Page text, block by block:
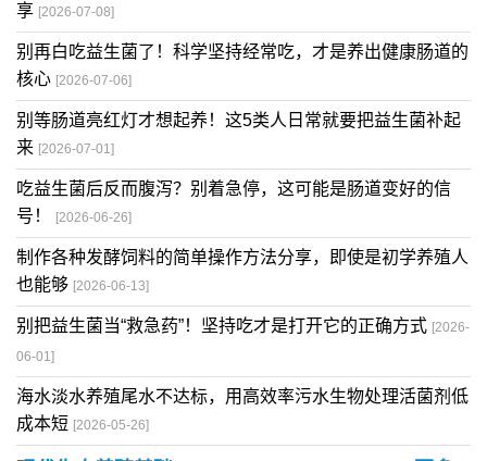
享 [2026-07-08]
别再白吃益生菌了！科学坚持经常吃，才是养出健康肠道的
核心 [2026-07-06]
别等肠道亮红灯才想起养！这5类人日常就要把益生菌补起
来 [2026-07-01]
吃益生菌后反而腹泻？别着急停，这可能是肠道变好的信
号！
[2026-06-26]
制作各种发酵饲料的简单操作方法分享，即使是初学养殖人
也能够 [2026-06-13]
别把益生菌当“救急药”！坚持吃才是打开它的正确方式 [2026-
06-01]
海水淡水养殖尾水不达标，用高效率污水生物处理活菌剂低
成本短 [2026-05-26]